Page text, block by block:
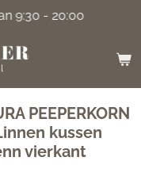
9:30 - 20:00
PEEPERKORN
kussen
vierkant